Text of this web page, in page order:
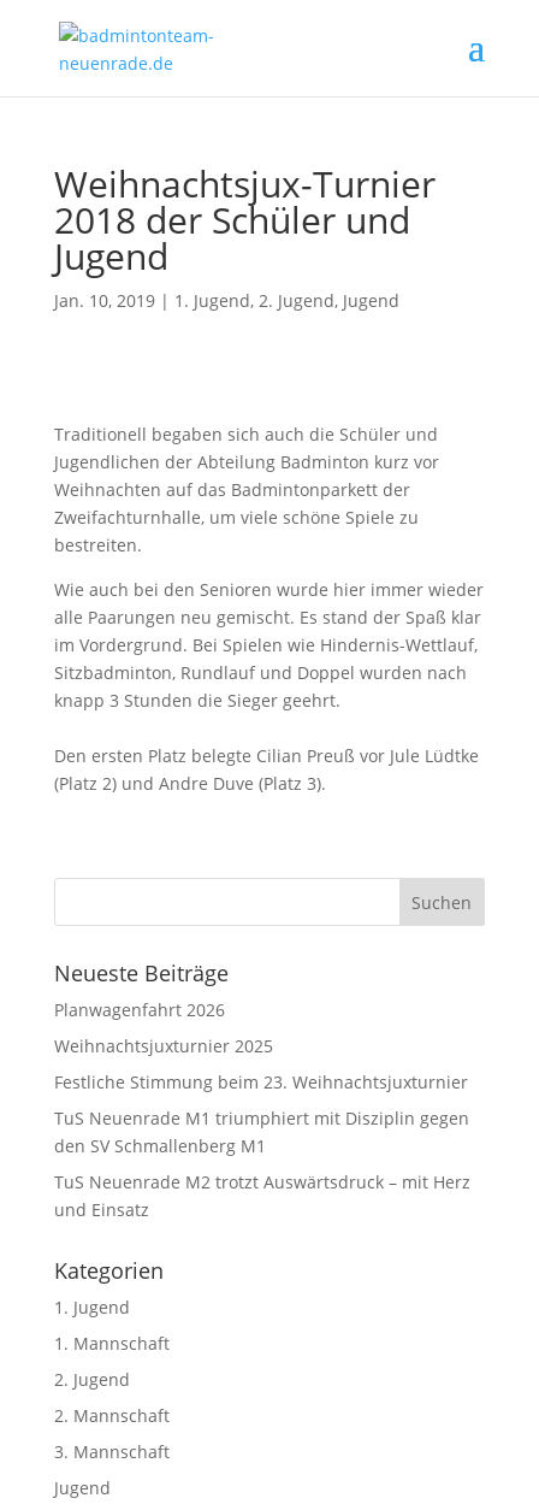
Weihnachtsjux-Turnier
2018 der Schüler und
Jugend
Jan. 10, 2019| 1. Jugend, 2. Jugend, Jugend
Traditionell begaben sich auch die Schüler und
Jugendlichen der Abteilung Badminton kurz vor
Weihnachten auf das Badmintonparkett der
Zweifachturnhalle, um viele schöne Spiele zu
bestreiten.
Wie auch bei den Senioren wurde hier immer wieder
alle Paarungen neu gemischt. Es stand der Spaß klar
im Vordergrund. Bei Spielen wie Hindernis-Wettlauf,
Sitzbadminton, Rundlauf und Doppel wurden nach
knapp 3 Stunden die Sieger geehrt.
Den ersten Platz belegte Cilian Preuß vor Jule Lüdtke
(Platz 2) und Andre Duve (Platz 3).
Neueste Beiträge
Planwagenfahrt 2026
Weihnachtsjuxturnier 2025
Festliche Stimmung beim 23. Weihnachtsjuxturnier
TuS Neuenrade M1 triumphiert mit Disziplin gegen
den SV Schmallenberg M1
TuS Neuenrade M2 trotzt Auswärtsdruck – mit Herz
und Einsatz
Kategorien
1. Jugend
1. Mannschaft
2. Jugend
2. Mannschaft
3. Mannschaft
Jugend